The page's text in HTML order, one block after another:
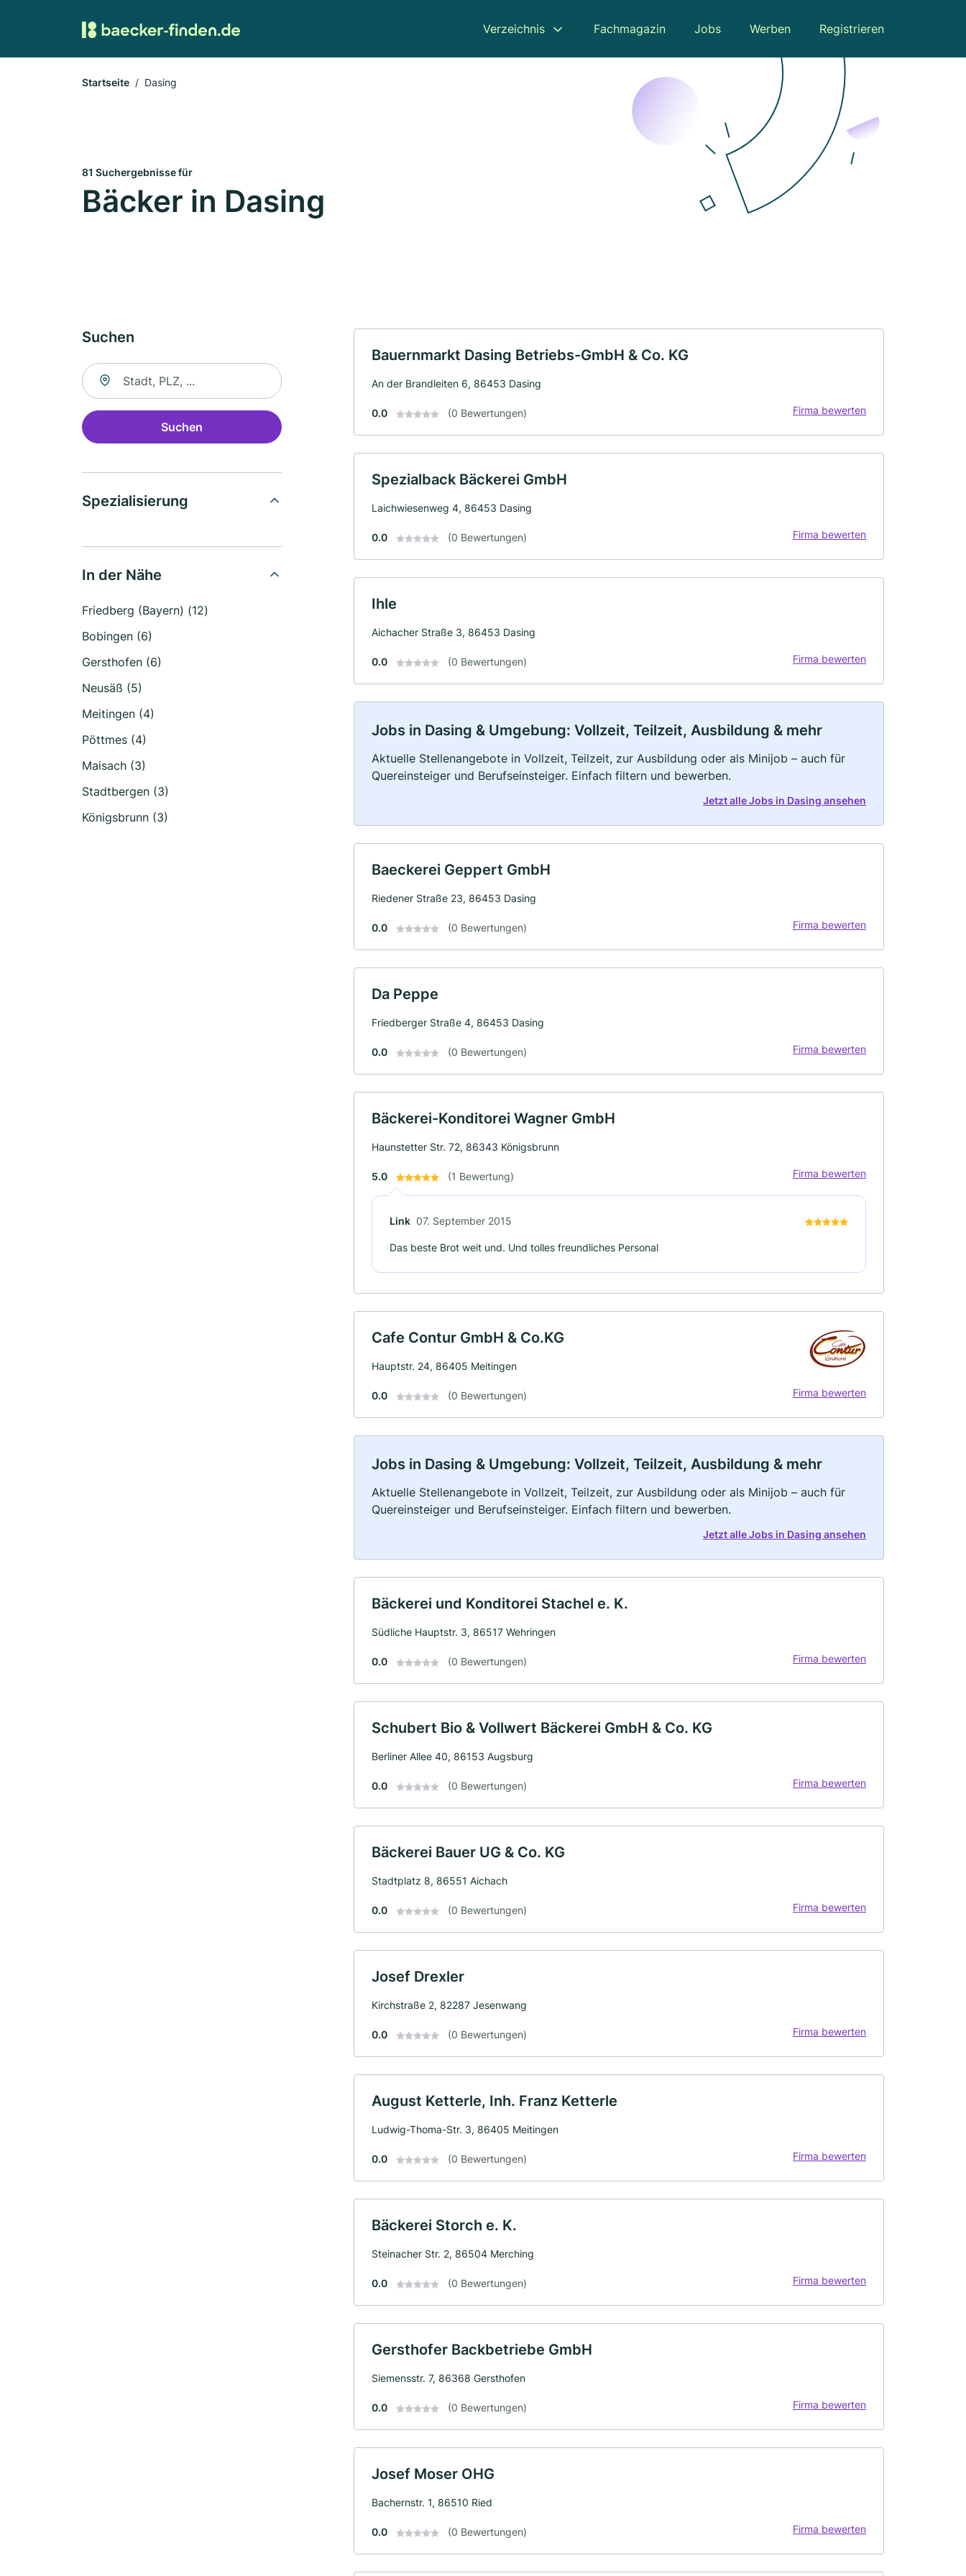
Verzeichnis Fachmagazin Jobs Werben Registrieren
Startseite Dasing
81 Suchergebnisse für
Bäcker in Dasing
Suchen
Suche nach Ort
Suchen
Spezialisierung
In der Nähe
Friedberg (Bayern) (12)
Bobingen (6)
Gersthofen (6)
Neusäß (5)
Meitingen (4)
Pöttmes (4)
Maisach (3)
Stadtbergen (3)
Königsbrunn (3)
Bauernmarkt Dasing Betriebs-GmbH & Co. KG
An der Brandleiten 6, 86453 Dasing
0.0 (0 Bewertungen) Firma bewerten
Spezialback Bäckerei GmbH
Laichwiesenweg 4, 86453 Dasing
0.0 (0 Bewertungen) Firma bewerten
Ihle
Aichacher Straße 3, 86453 Dasing
0.0 (0 Bewertungen) Firma bewerten
Jobs in Dasing & Umgebung: Vollzeit, Teilzeit, Ausbildung & mehr
Aktuelle Stellenangebote in Vollzeit, Teilzeit, zur Ausbildung oder als Minijob – auch für
Quereinsteiger und Berufseinsteiger. Einfach filtern und bewerben.
Jetzt alle Jobs in Dasing ansehen
Baeckerei Geppert GmbH
Riedener Straße 23, 86453 Dasing
0.0 (0 Bewertungen) Firma bewerten
Da Peppe
Friedberger Straße 4, 86453 Dasing
0.0 (0 Bewertungen) Firma bewerten
Bäckerei-Konditorei Wagner GmbH
Haunstetter Str. 72, 86343 Königsbrunn
5.0 (1 Bewertung) Firma bewerten
Link 07. September 2015
Das beste Brot weit und. Und tolles freundliches Personal
Cafe Contur GmbH & Co.KG
Hauptstr. 24, 86405 Meitingen
0.0 (0 Bewertungen) Firma bewerten
Jobs in Dasing & Umgebung: Vollzeit, Teilzeit, Ausbildung & mehr
Aktuelle Stellenangebote in Vollzeit, Teilzeit, zur Ausbildung oder als Minijob – auch für
Quereinsteiger und Berufseinsteiger. Einfach filtern und bewerben.
Jetzt alle Jobs in Dasing ansehen
Bäckerei und Konditorei Stachel e. K.
Südliche Hauptstr. 3, 86517 Wehringen
0.0 (0 Bewertungen) Firma bewerten
Schubert Bio & Vollwert Bäckerei GmbH & Co. KG
Berliner Allee 40, 86153 Augsburg
0.0 (0 Bewertungen) Firma bewerten
Bäckerei Bauer UG & Co. KG
Stadtplatz 8, 86551 Aichach
0.0 (0 Bewertungen) Firma bewerten
Josef Drexler
Kirchstraße 2, 82287 Jesenwang
0.0 (0 Bewertungen) Firma bewerten
August Ketterle, Inh. Franz Ketterle
Ludwig-Thoma-Str. 3, 86405 Meitingen
0.0 (0 Bewertungen) Firma bewerten
Bäckerei Storch e. K.
Steinacher Str. 2, 86504 Merching
0.0 (0 Bewertungen) Firma bewerten
Gersthofer Backbetriebe GmbH
Siemensstr. 7, 86368 Gersthofen
0.0 (0 Bewertungen) Firma bewerten
Josef Moser OHG
Bachernstr. 1, 86510 Ried
0.0 (0 Bewertungen) Firma bewerten